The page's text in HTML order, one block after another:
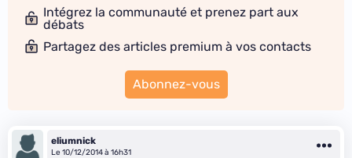
Intégrez la communauté et prenez part aux
débats
Partagez des articles premium à vos contacts
Abonnez-vous
eliumnick
Le 10/12/2014 à 16h31